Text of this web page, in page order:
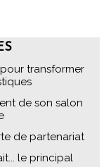
transformer
de son salon
de partenariat
le principal